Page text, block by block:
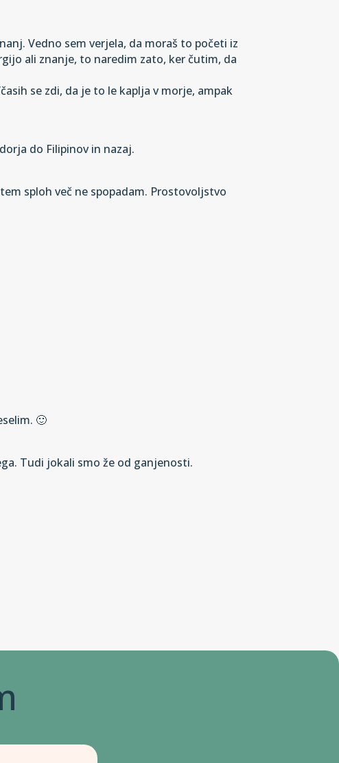
Vedno sem verjela, da moraš to početi iz
ali znanje, to naredim zato, ker čutim, da
se zdi, da je to le kaplja v morje, ampak
do Filipinov in nazaj.
sploh več ne spopadam. Prostovoljstvo
🙂
Tudi jokali smo že od ganjenosti.